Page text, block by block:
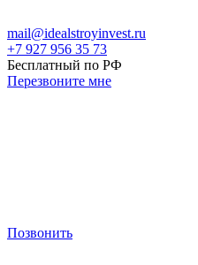
mail@idealstroyinvest.ru
+7 927 956 35 73
Бесплатный по РФ
Перезвоните мне
Позвонить